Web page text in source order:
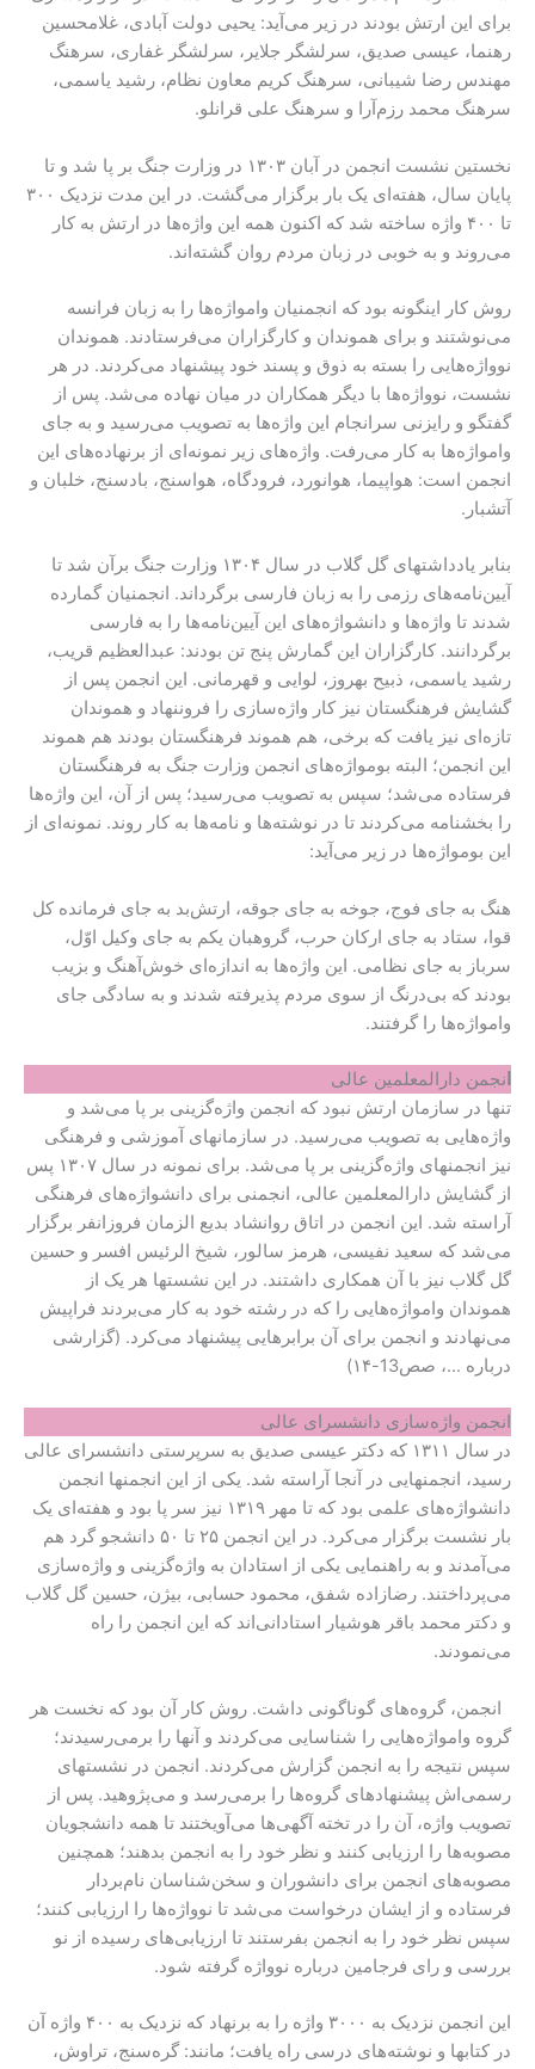
برای این ارتش بودند در زیر می‌آید: یحیی دولت آبادی، غلامحسین
رهنما، عیسی صدیق، سرلشگر جلایر، سرلشگر غفاری، سرهنگ
مهندس رضا شیبانی، سرهنگ کریم معاون نظام، رشید یاسمی،
سرهنگ محمد رزم‌آرا و سرهنگ علی قرانلو.
نخستین نشست انجمن در آبان ۱۳۰۳ در وزارت جنگ بر پا شد و تا
پایان سال، هفته‌ای یک بار برگزار ‌می‌گشت. در این مدت نزدیک ۳۰۰
تا ۴۰۰ واژه ساخته شد که اکنون همه این واژه‌ها در ارتش به کار
می‌روند و به خوبی در زبان مردم روان گشته‌‌اند.
روش کار اینگونه بود که انجمنیان وامواژه‌ها را به زبان فرانسه
می‌نوشتند و برای هموندان و کارگزاران می‌فرستادند. هموندان
نوواژه‌هایی را بسته به ذوق و پسند خود پیشنهاد می‌کردند. در هر
نشست، نوواژه‌ها با دیگر همکاران در میان نهاده می‌شد. پس از
گفتگو و رایزنی سرانجام این واژه‌ها به تصویب می‌رسید و به جای
وامواژه‌ها به کار می‌رفت. واژه‌های زیر نمونه‌ای از برنهاده‌های این
انجمن‌ است: هواپیما، هوانورد، فرودگاه، هواسنج، بادسنج، خلبان و
آتشبار.
بنابر یادداشتهای گل گلاب در سال ۱۳۰۴ وزارت جنگ برآن شد تا
آیین‌نامه‌های رزمی را به زبان فارسی برگرداند. انجمنیان گمارده
شدند تا واژه‌ها و دانشواژه‌های این آیین‌نامه‌ها را به فارسی
برگردانند. کارگزاران این گمارش پنج تن بودند: عبدالعظیم قریب،
رشید یاسمی، ذبیح بهروز، لوایی و قهرمانی. این انجمن پس از
گشایش فرهنگستان نیز کار واژه‌سازی را فروننهاد و هموندان
تازه‌ای نیز یافت که برخی، هم هموند فرهنگستان بودند هم هموند
این انجمن؛ البته بومواژه‌های انجمن وزارت جنگ به فرهنگستان
فرستاده می‌شد؛ سپس به تصویب می‌رسید؛ پس از آن، این واژه‌ها
را بخشنامه می‌کردند تا در نوشته‌ها و نامه‌ها به کار روند. نمونه‌ای از
این بومواژه‌ها در زیر می‌آید:
هنگ به جای فوج، جوخه به جای جوقه، ارتش‌بد به جای فرمانده کل
قوا، ستاد به جای ارکان حرب، گروهبان یکم به جای وکیل اوّل،
سرباز به جای نظامی. این واژه‌ها به اندازه‌ای خوش‌آهنگ و بزیب
بودند که بی‌درنگ از سوی مردم پذیرفته شدند و به سادگی جای
وامواژه‌ها را گرفتند.
نجمن دارالمعلمین عالی
تنها در سازمان ارتش نبود که انجمن واژه‌گزینی بر پا می‌شد و
واژه‌هایی به تصویب می‌رسید. در سازمانهای آموزشی و فرهنگی
نیز انجمنهای واژه‌گزینی بر پا می‌شد. برای نمونه در سال ۱۳۰۷ پس
از گشایش دارالمعلمین عالی، انجمنی برای دانشواژه‌های فرهنگی
آراسته شد. این انجمن در اتاق روانشاد بدیع الزمان فروزانفر برگزار
می‌شد که سعید نفیسی، هرمز سالور، شیخ الرئیس افسر و حسین
گل گلاب نیز با آن همکاری داشتند. در این نشستها هر یک از
هموندان وامواژه‌هایی را که در رشته خود به کار می‌بردند فراپیش
می‌نهادند و انجمن برای آن برابرهایی پیشنهاد می‌کرد. (گزارشی
درباره …، صص13-۱۴)
انجمن واژه‌سازی دانشسرای عالی
در سال ۱۳۱۱ که دکتر عیسی صدیق به سرپرستی دانشسرای عالی
رسید، انجمنهایی در آنجا آراسته شد. یکی از این انجمنها انجمن
دانشواژه‌های علمی بود که تا مهر ۱۳۱۹ نیز سر پا بود و هفته‌ای یک
بار نشست برگزار می‌کرد. در این انجمن ۲۵ تا ۵۰ دانشجو گرد هم
می‌آمدند و به راهنمایی یکی از استادان به واژه‌گزینی و واژه‌سازی
می‌پرداختند. رضازاده شفق، محمود حسابی، بیژن، حسین گل گلاب
و دکتر محمد باقر هوشیار استادانی‌اند که این انجمن را راه
می‌نمودند.
انجمن، گروه‌های گوناگونی داشت. روش کار آن بود که نخست هر
گروه وامواژه‌هایی را شناسایی می‌کردند و آنها را برمی‌رسیدند؛
سپس نتیجه را به انجمن گزارش می‌کردند. انجمن در نشستهای
رسمی‌اش پیشنهادهای گروه‌ها را برمی‌رسد و می‌پژوهید. پس از
تصویب واژه، آن را در تخته آگهی‌ها می‌آویختند تا همه دانشجویان
مصوبه‌ها را ارزیابی کنند و نظر خود را به انجمن بدهند؛ همچنین
مصوبه‌های انجمن برای دانشوران و سخن‌شناسان نام‌بردار
فرستاده و از ایشان درخواست می‌شد تا نوواژه‌ها را ارزیابی کنند؛
سپس نظر خود را به انجمن بفرستند تا ارزیابی‌های رسیده از نو
بررسی و رای فرجامین درباره نوواژه گرفته ‌شود.
این انجمن نزدیک به ۳۰۰۰ واژه را به برنهاد که نزدیک به ۴۰۰ واژه آن
در کتابها و نوشته‌های درسی راه یافت؛ مانند: گره‌سنج، تراوش،